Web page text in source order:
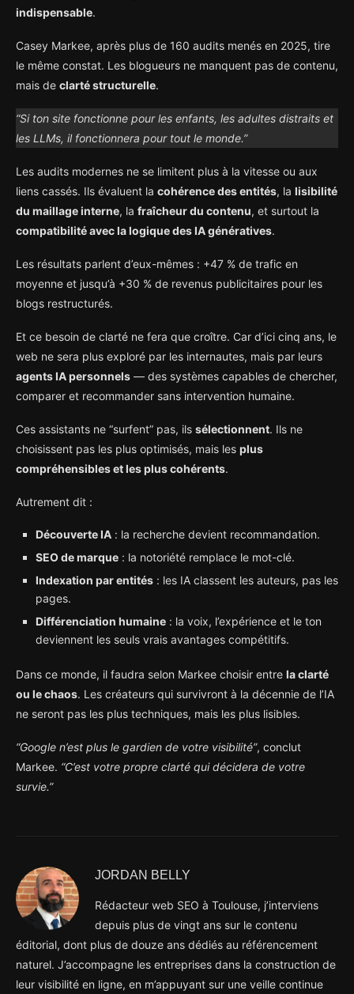
indispensable.
Casey Markee, après plus de 160 audits menés en 2025, tire
le même constat. Les blogueurs ne manquent pas de contenu,
mais de clarté structurelle.
“Si ton site fonctionne pour les enfants, les adultes distraits et
les LLMs, il fonctionnera pour tout le monde.”
Les audits modernes ne se limitent plus à la vitesse ou aux
liens cassés. Ils évaluent la cohérence des entités, la lisibilité
du maillage interne, la fraîcheur du contenu, et surtout la
compatibilité avec la logique des IA génératives.
Les résultats parlent d’eux-mêmes : +47 % de trafic en
moyenne et jusqu’à +30 % de revenus publicitaires pour les
blogs restructurés.
Et ce besoin de clarté ne fera que croître. Car d’ici cinq ans, le
web ne sera plus exploré par les internautes, mais par leurs
agents IA personnels — des systèmes capables de chercher,
comparer et recommander sans intervention humaine.
Ces assistants ne “surfent” pas, ils sélectionnent. Ils ne
choisissent pas les plus optimisés, mais les plus
compréhensibles et les plus cohérents.
Autrement dit :
Découverte IA : la recherche devient recommandation.
SEO de marque : la notoriété remplace le mot-clé.
Indexation par entités : les IA classent les auteurs, pas les
pages.
Différenciation humaine : la voix, l’expérience et le ton
deviennent les seuls vrais avantages compétitifs.
Dans ce monde, il faudra selon Markee choisir entre la clarté
ou le chaos. Les créateurs qui survivront à la décennie de l’IA
ne seront pas les plus techniques, mais les plus lisibles.
“Google n’est plus le gardien de votre visibilité”, conclut
Markee. “C’est votre propre clarté qui décidera de votre
survie.”
JORDAN BELLY
Rédacteur web SEO à Toulouse, j’interviens
depuis plus de vingt ans sur le contenu
éditorial, dont plus de douze ans dédiés au référencement
naturel. J’accompagne les entreprises dans la construction de
leur visibilité en ligne, en m’appuyant sur une veille continue